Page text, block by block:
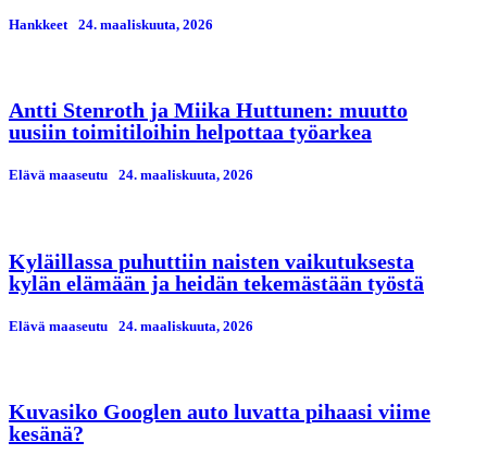
Hankkeet 24. maaliskuuta, 2026
Antti Stenroth ja Miika Huttunen: muutto
uusiin toimitiloihin helpottaa työarkea
Elävä maaseutu 24. maaliskuuta, 2026
Kyläillassa puhuttiin naisten vaikutuksesta
kylän elämään ja heidän tekemästään työstä
Elävä maaseutu 24. maaliskuuta, 2026
Kuvasiko Googlen auto luvatta pihaasi viime
kesänä?